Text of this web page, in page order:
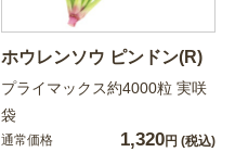
ホウレンソウ ピンドン(R)
プライマックス約4000粒 実咲
袋
通常価格 1,320円 (税込)